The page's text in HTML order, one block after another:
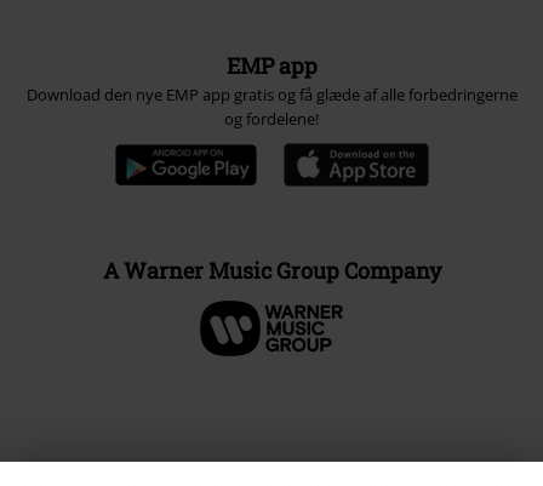
EMP app
Download den nye EMP app gratis og få glæde af alle forbedringerne
og fordelene!
A Warner Music Group Company